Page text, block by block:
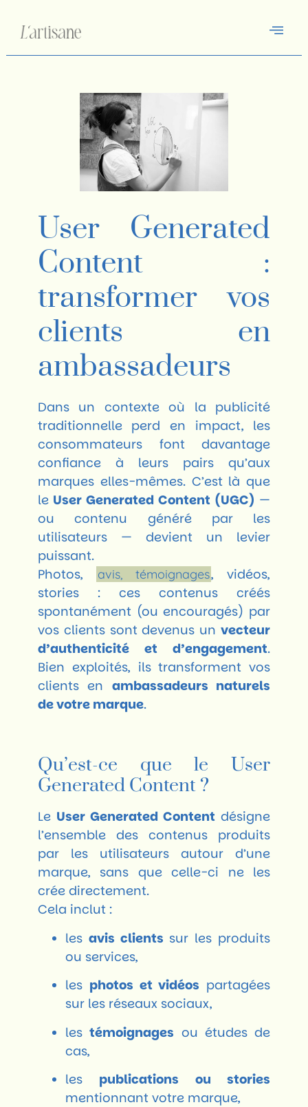
User Generated
Content :
transformer vos
clients en
ambassadeurs
Dans un contexte où la publicité
traditionnelle perd en impact, les
consommateurs font davantage
confiance à leurs pairs qu’aux
marques elles-mêmes. C’est là que
le User Generated Content (UGC) —
ou contenu généré par les
utilisateurs — devient un levier
puissant.
Photos,
avis, témoignages, vidéos,
stories : ces contenus créés
spontanément (ou encouragés) par
vos clients sont devenus unvecteur
d’authenticité et d’engagement.
Bien exploités, ils transforment vos
clients en ambassadeurs naturels
de votre marque.
Qu’est-ce que le User
Generated Content ?
Le User Generated Content désigne
l’ensemble des contenus produits
par les utilisateurs autour d’une
marque, sans que celle-ci ne les
crée directement.
Cela inclut :
les avis clients sur les produits
ou services,
les photos et vidéos partagées
sur les réseaux sociaux,
lestémoignages ou études de
cas,
les publications ou stories
mentionnant votre marque,